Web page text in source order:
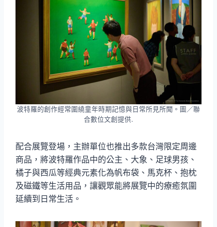
波特羅的創作經常圍繞童年時期記憶與日常所見所聞。圖／聯
合數位文創提供.
配合展覽登場，主辦單位也推出多款台灣限定周邊
商品，將波特羅作品中的公主、大象、足球男孩、
橘子與西瓜等經典元素化為帆布袋、馬克杯、抱枕
及磁鐵等生活用品，讓觀眾能將展覽中的療癒氛圍
延續到日常生活。